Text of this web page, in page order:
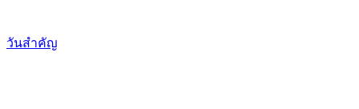
วันสำคัญ